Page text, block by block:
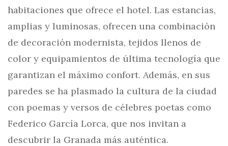
habitaciones que ofrece el hotel. Las estancias,
amplias y luminosas, ofrecen una combinación
de decoración modernista, tejidos llenos de
color y equipamientos de última tecnología que
garantizan el máximo confort. Además, en sus
paredes se ha plasmado la cultura de la ciudad
con poemas y versos de célebres poetas como
Federico García Lorca, que nos invitan a
descubrir la Granada más auténtica.